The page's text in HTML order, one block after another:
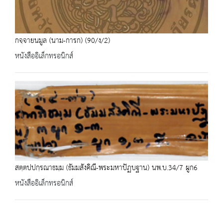
กจฺจายนมูล (นาม-การก) (90/ง/2)
หนังสืออิเล็กทรอนิกส์
สตฺตปปกฺรณาธมฺม (ธัมมสังคิณี-พระมหาปัฏบฐาน) นพ.บ.34/7 ผูก6
หนังสืออิเล็กทรอนิกส์